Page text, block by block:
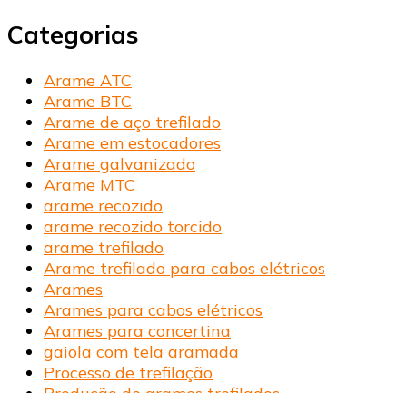
Categorias
Arame ATC
Arame BTC
Arame de aço trefilado
Arame em estocadores
Arame galvanizado
Arame MTC
arame recozido
arame recozido torcido
arame trefilado
Arame trefilado para cabos elétricos
Arames
Arames para cabos elétricos
Arames para concertina
gaiola com tela aramada
Processo de trefilação